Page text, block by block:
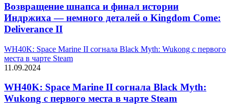
Возвращение шнапса и финал истории
Индржиха — немного деталей о Kingdom Come:
Deliverance II
WH40K: Space Marine II согнала Black Myth: Wukong с первого
места в чарте Steam
11.09.2024
WH40K: Space Marine II согнала Black Myth:
Wukong с первого места в чарте Steam